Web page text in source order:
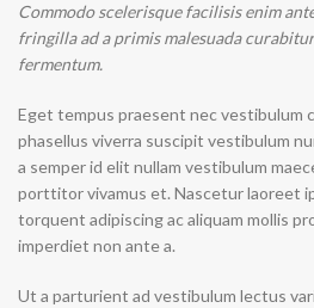
Commodo scelerisque facilisis enim
fringilla ad a primis malesuada
fermentum.
Eget tempus praesent nec vestibulum
phasellus viverra suscipit vestibulum
a semper id elit nullam vestibulum
porttitor vivamus et. Nascetur laoreet
torquent adipiscing ac aliquam mollis
imperdiet non ante a.
Ut a parturient ad vestibulum lectus